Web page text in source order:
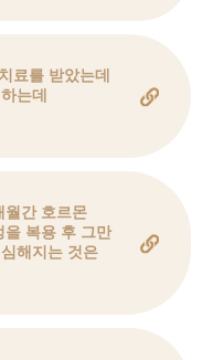
료를 받았는데
는데
월간 호르몬
을 복용 후 그만
해지는 것은